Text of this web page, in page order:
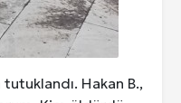
Hakan B.,